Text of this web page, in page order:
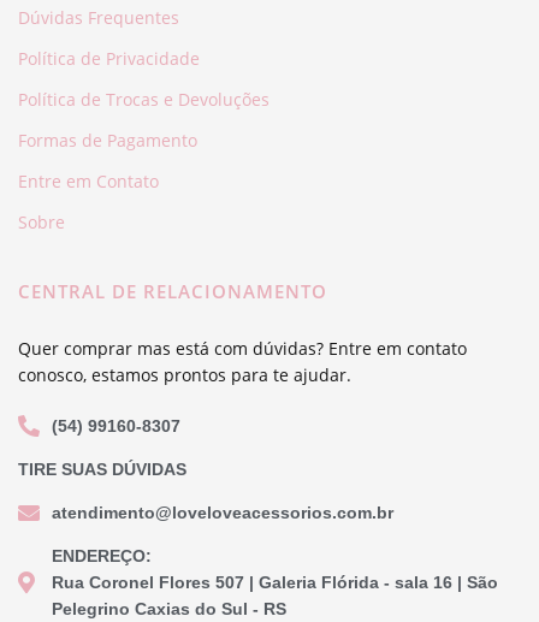
Dúvidas Frequentes
Política de Privacidade
Política de Trocas e Devoluções
Formas de Pagamento
Entre em Contato
Sobre
CENTRAL DE RELACIONAMENTO
Quer comprar mas está com dúvidas? Entre em contato
conosco, estamos prontos para te ajudar.
(54) 99160-8307
TIRE SUAS DÚVIDAS
atendimento@loveloveacessorios.com.br
ENDEREÇO:
Rua Coronel Flores 507 | Galeria Flórida - sala 16 | São
Pelegrino Caxias do Sul - RS